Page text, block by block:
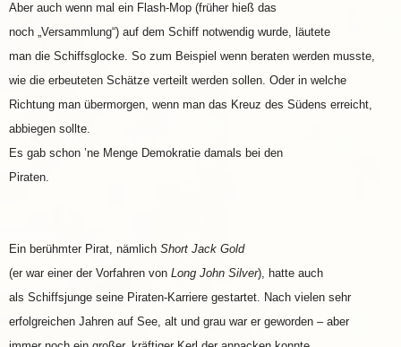
Aber auch wenn mal ein Flash-Mop (früher hieß das
noch „Versammlung“) auf dem Schiff notwendig wurde, läutete
man die Schiffsglocke. So zum Beispiel wenn beraten werden musste,
wie die erbeuteten Schätze verteilt werden sollen. Oder in welche
Richtung man übermorgen, wenn man das Kreuz des Südens erreicht,
abbiegen sollte.
Es gab schon ’ne Menge Demokratie damals bei den
Piraten.
Ein berühmter Pirat, nämlich Short Jack Gold
(er war einer der Vorfahren von Long John Silver), hatte auch
als Schiffsjunge seine Piraten-Karriere gestartet. Nach vielen sehr
erfolgreichen Jahren auf See, alt und grau war er geworden – aber